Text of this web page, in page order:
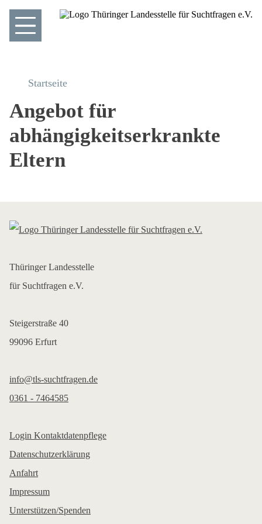
Startseite
Angebot für
abhängigkeitserkrankte
Eltern
Thüringer Landesstelle
für Suchtfragen e.V.
Steigerstraße 40
99096 Erfurt
info@tls-suchtfragen.de
0361 - 7464585
Login Kontaktdatenpflege
Datenschutzerklärung
Anfahrt
Impressum
Unterstützen/Spenden